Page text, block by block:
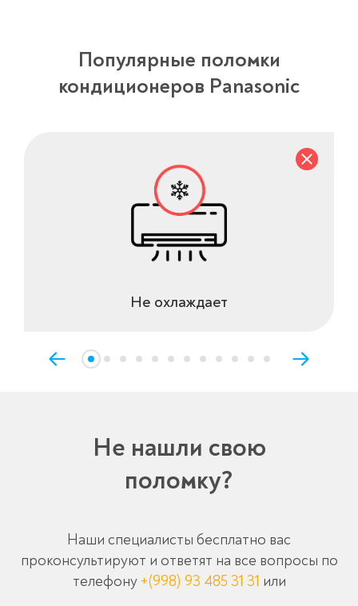
Популярные поломки
кондиционеров Panasonic
Не охлаждает
Не нашли свою
поломку?
Наши специалисты бесплатно вас
проконсультируют и ответят на все вопросы по
телефону +(998) 93 485 31 31 или